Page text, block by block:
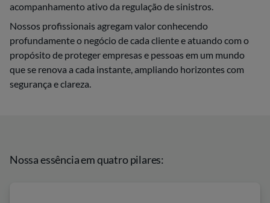
acompanhamento ativo da regulação de sinistros.
Nossos profissionais agregam valor conhecendo
profundamente o negócio de cada cliente e atuando com o
propósito de proteger empresas e pessoas em um mundo
que se renova a cada instante, ampliando horizontes com
segurança e clareza.
Nossa essência em quatro pilares: